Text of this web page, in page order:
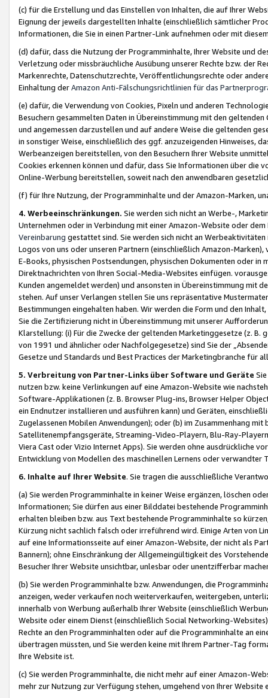
(c) für die Erstellung und das Einstellen von Inhalten, die auf Ihrer
Eignung der jeweils dargestellten Inhalte (einschließlich sämtlicher
Informationen, die Sie in einen Partner-Link aufnehmen oder mit
(d) dafür, dass die Nutzung der Programminhalte, Ihrer Website und
Verletzung oder missbräuchliche Ausübung unserer Rechte bzw. der
Markenrechte, Datenschutzrechte, Veröffentlichungsrechte oder
Einhaltung derAmazon Anti-Fälschungsrichtlinien für das
(e) dafür, die Verwendung von Cookies, Pixeln und anderen
Besuchern gesammelten Daten in Übereinstimmung mit den
und angemessen darzustellen und auf andere Weise die geltenden
in sonstiger Weise, einschließlich des ggf. anzuzeigenden Hinweises,
Werbeanzeigen bereitstellen, von den Besuchern Ihrer Website
Cookies erkennen können und dafür, dass Sie Informationen über die
Online-Werbung bereitstellen, soweit nach den anwendbaren
(f) für Ihre Nutzung, der Programminhalte und der Amazon-Marken,
4. Werbeeinschränkungen. Sie werden sich nicht an Werbe-,
Unternehmen oder in Verbindung mit einer Amazon-Website oder
Vereinbarung gestattet sind. Sie werden sich nicht an
Logos von uns oder unseren Partnern (einschließlich Amazon-
E-Books, physischen Postsendungen, physischen Dokumenten oder in
Direktnachrichten von Ihren Social-Media-Websites einfügen.
Kunden angemeldet werden) und ansonsten in Übereinstimmung mit
stehen. Auf unser Verlangen stellen Sie uns repräsentative
Bestimmungen eingehalten haben. Wir werden die Form und den
Sie die Zertifizierung nicht in Übereinstimmung mit unserer
Klarstellung: (i) Für die Zwecke der geltenden Marketinggesetze (z. B.
von 1991 und ähnlicher oder Nachfolgegesetze) sind Sie der
Gesetze und Standards und Best Practices der Marketingbranche für
5. Verbreitung von Partner-Links über Software und Geräte
nutzen bzw. keine Verlinkungen auf eine Amazon-Website wie
Software-Applikationen (z. B. Browser Plug-ins, Browser Helper
ein Endnutzer installieren und ausführen kann) und Geräten,
Zugelassenen Mobilen Anwendungen); oder (b) im Zusammenhang
Satellitenempfangsgeräte, Streaming-Video-Playern, Blu-Ray-
Viera Cast oder Vizio Internet Apps). Sie werden ohne ausdrückliche
Entwicklung von Modellen des maschinellen Lernens oder
6. Inhalte auf Ihrer Website. Sie tragen die ausschließliche
(a) Sie werden Programminhalte in keiner Weise ergänzen, löschen
Informationen; Sie dürfen aus einer Bilddatei bestehende
erhalten bleiben bzw. aus Text bestehende Programminhalte so
Kürzung nicht sachlich falsch oder irreführend wird. Einige Arten von
auf eine Informationsseite auf einer Amazon-Website, der nicht als
Bannern); ohne Einschränkung der Allgemeingültigkeit des
Besucher Ihrer Website unsichtbar, unlesbar oder unentzifferbar
(b) Sie werden Programminhalte bzw. Anwendungen, die
anzeigen, weder verkaufen noch weiterverkaufen, weitergeben,
innerhalb von Werbung außerhalb Ihrer Website (einschließlich
Website oder einem Dienst (einschließlich Social Networking-
Rechte an den Programminhalten oder auf die Programminhalte an
übertragen müssten, und Sie werden keine mit Ihrem Partner-Tag
Ihre Website ist.
(c) Sie werden Programminhalte, die nicht mehr auf einer Amazon-
mehr zur Nutzung zur Verfügung stehen, umgehend von Ihrer